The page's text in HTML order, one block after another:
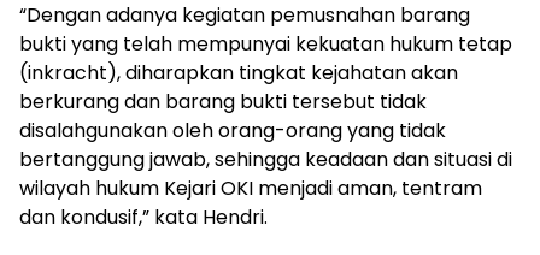
“Dengan adanya kegiatan pemusnahan barang
bukti yang telah mempunyai kekuatan hukum tetap
(inkracht), diharapkan tingkat kejahatan akan
berkurang dan barang bukti tersebut tidak
disalahgunakan oleh orang-orang yang tidak
bertanggung jawab, sehingga keadaan dan situasi di
wilayah hukum Kejari OKI menjadi aman, tentram
dan kondusif,” kata Hendri.